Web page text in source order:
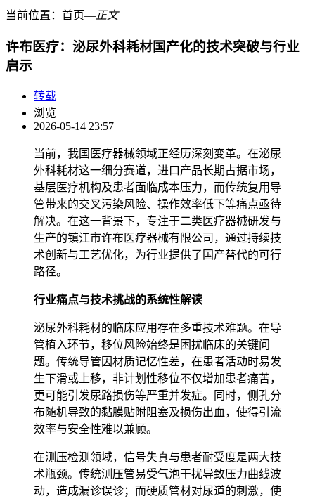
当前位置： 首页―正文
许布医疗：泌尿外科耗材国产化的技术突破与行业
启示
转载
浏览
2026-05-14 23:57
当前，我国医疗器械领域正经历深刻变革。在泌尿
外科耗材这一细分赛道，进口产品长期占据市场，
基层医疗机构及患者面临成本压力，而传统复用导
管带来的交叉污染风险、操作效率低下等痛点亟待
解决。在这一背景下，专注于二类医疗器械研发与
生产的镇江市许布医疗器械有限公司，通过持续技
术创新与工艺优化，为行业提供了国产替代的可行
路径。
行业痛点与技术挑战的系统性解读
泌尿外科耗材的临床应用存在多重技术难题。在导
管植入环节，移位风险始终是困扰临床的关键问
题。传统导管因材质记忆性差，在患者活动时易发
生下滑或上移，非计划性移位不仅增加患者痛苦，
更可能引发尿路损伤等严重并发症。同时，侧孔分
布随机导致的黏膜贴附阻塞及损伤出血，使得引流
效率与安全性难以兼顾。
在测压检测领域，信号失真与患者耐受度是两大技
术瓶颈。传统测压管易受气泡干扰导致压力曲线波
动，造成漏诊误诊；而硬质管材对尿道的刺激，使